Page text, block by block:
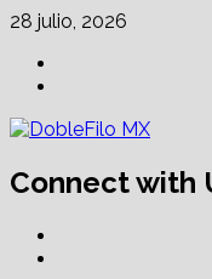
Skip
content
28 julio, 2026
Connect with